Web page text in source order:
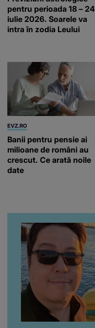
pentru perioada 18 – 24
iulie 2026. Soarele va
intra în zodia Leului
EVZ.RO
Banii pentru pensie ai
milioane de români au
crescut. Ce arată noile
date